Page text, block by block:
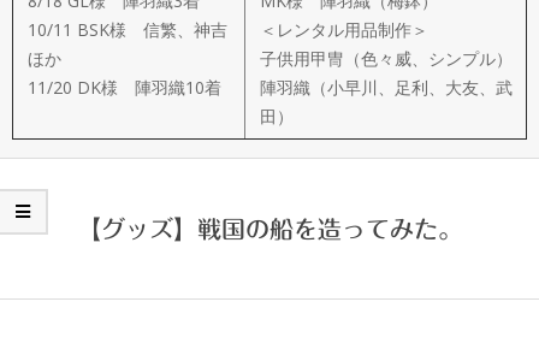
製
作
武
楽
衆
10/11 BSK様 信繁、神吉
ほか
11/20 DK様 陣羽織10着
＜レンタル用品制作＞
子供用甲冑（色々威、シンプル）
陣羽織（小早川、足利、大友、武
田）
【グッズ】戦国の船を造ってみた。